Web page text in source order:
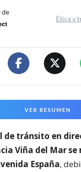
de
Ética y
VER RESUMEN
de tránsito en
Viña del Mar
España,